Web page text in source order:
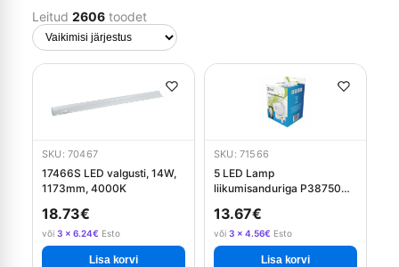
Leitud 2606 toodet
SKU: 70467
17466S LED valgusti, 14W,
1173mm, 4000K
18.73€
või 3 × 6.24€ Esto
Lisa korvi
SKU: 71566
5 LED Lamp
liikumisanduriga P38750
13.67€
või 3 × 4.56€ Esto
Lisa korvi